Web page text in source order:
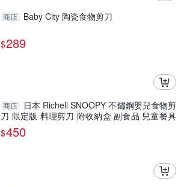
商店 Baby City 陶瓷食物剪刀
$289
商店
日本 Richell SNOOPY 不鏽鋼嬰兒食物剪
刀 限定版 料理剪刀 附收納盒 副食品 兒童餐具
【南風百貨】
$450